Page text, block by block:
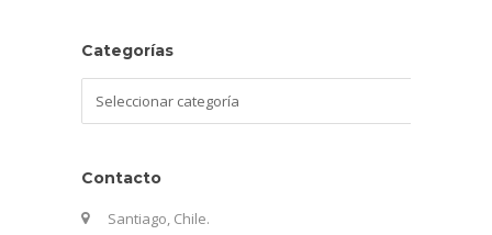
Categorías
Contacto
Santiago, Chile.